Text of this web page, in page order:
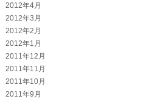
2012年4月
2012年3月
2012年2月
2012年1月
2011年12月
2011年11月
2011年10月
2011年9月